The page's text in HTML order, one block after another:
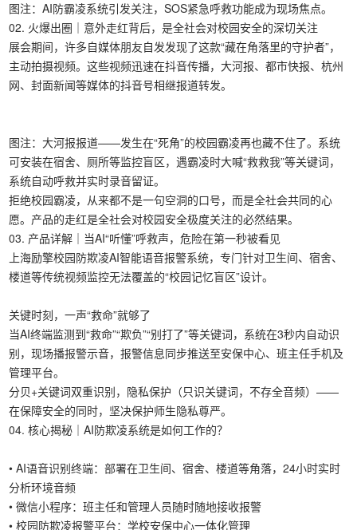
图注：AI防霸凌系统引发关注，SOS紧急呼救功能成为现场焦点。
02. 火爆出圈｜意外走红背后，是全社会对校园安全的深切关注
展会期间，许多自媒体朋友自发发现了这款“藏在角落里的守护者”，
主动拍摄视频。这些视频迅速在抖音传播，大河报、都市快报、杭州
网、封面新闻等媒体的抖音号相继报道转发。
图注：大河报报道——发生在“死角”的校园霸凌再也藏不住了。系统
可安装在宿舍、厕所等监控盲区，遇霸凌时大喊“救救我”等关键词，
系统自动呼救并实时录音留证。
拒绝校园霸凌，从来都不是一句空洞的口号，而是全社会共同的心
愿。产品的走红是全社会对校园安全极度关注的必然结果。
03. 产品详解｜当AI“听懂”呼救声，危险在第一秒被看见
上海励擎校园防欺凌AI智能语音报警系统，专门针对卫生间、宿舍、
楼道等传统视频监控无法覆盖的“校园记忆盲区”设计。
关键时刻，一声“救命”就够了
当AI终端监测到“救命”“欺负”“别打了”等关键词，系统在3秒内自动识
别，现场播报警示音，报警信息同步推送至安保中心、班主任手机及
管理平台。
分贝+关键词双重识别，隐私保护（只识关键词，不存全音频）——
在保障安全的同时，坚决保护师生隐私尊严。
04. 核心揭秘｜AI防欺凌系统是如何工作的？
• AI语音识别终端：部署在卫生间、宿舍、楼道等角落，24小时实时
分析环境音频
• 微信小程序：班主任和管理人员随时随地接收报警
• 校园防欺凌报警平台：学校安保中心一体化管理